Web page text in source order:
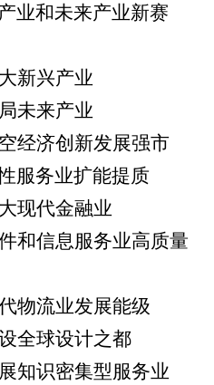
业和未来产业新赛
新兴产业
未来产业
经济创新发展强市
服务业扩能提质
现代金融业
和信息服务业高质量
物流业发展能级
全球设计之都
知识密集型服务业